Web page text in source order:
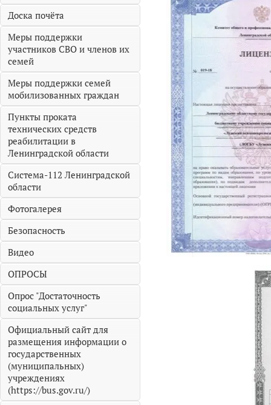
Доска почёта
Меры поддержки
участников СВО и членов их
семей
Меры поддержки семей
мобилизованных граждан
Пункты проката
технических средств
реабилитации в
Ленинградской области
Система-112 Ленинградской
области
Фотогалерея
Безопасность
Видео
ОПРОСЫ
Опрос "Достаточность
социальных услуг"
Официальный сайт для
размещения информации о
государственных
(муниципальных)
учреждениях
(https://bus.gov.ru/)